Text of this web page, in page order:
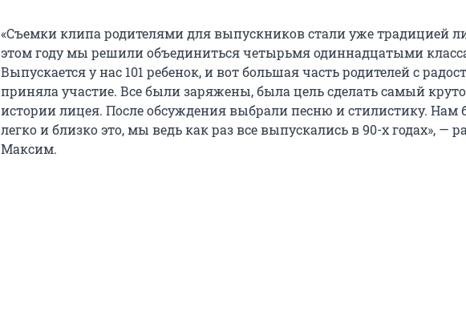
«Съемки клипа родителями для выпускников стали уже традицией
этом году мы решили объединиться четырьмя одиннадцатыми
Выпускается у нас 101 ребенок, и вот большая часть родителей с
приняла участие. Все были заряжены, была цель сделать самый
истории лицея. После обсуждения выбрали песню и стилистику. Нам
легко и близко это, мы ведь как раз все выпускались в 90-х годах», —
Максим.